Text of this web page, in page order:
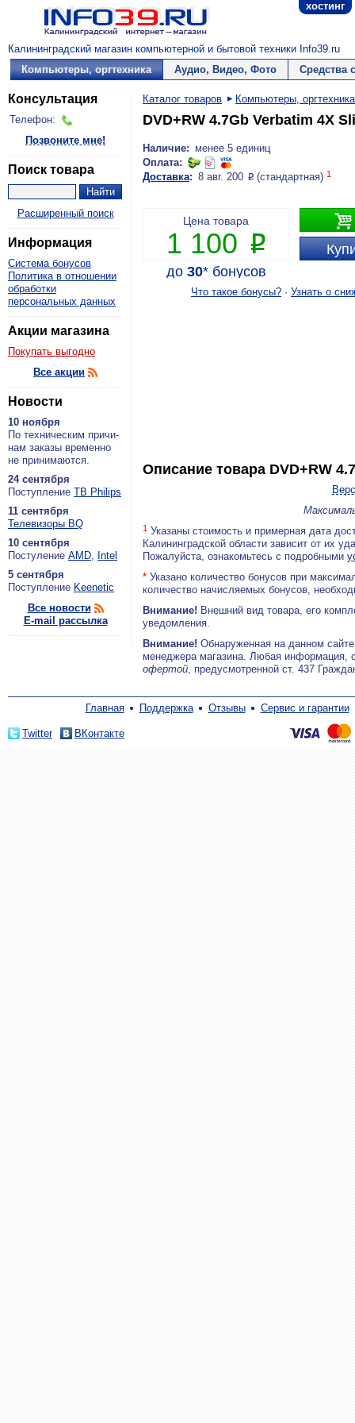
хостинг
Калининградский магазин компьютерной и бытовой техники Info39.ru
Компьютеры, оргтехника
Аудио, Видео, Фото Средства
Консультация
Телефон:
Позвоните мне!
Поиск товара
Расширенный поиск
Информация
Система бонусов
Политика в отношении
обработки
персональных данных
Акции магазина
Покупать выгодно
Все акции
Новости
10 ноября
По тех­ни­че­ским при­чи­
нам за­ка­зы вре­мен­но
не при­ни­ма­ют­ся.
24 сентября
По­ступ­ле­ние ТВ Philips
11 сентября
Теле­ви­зо­ры BQ
10 сентября
По­сту­ле­ние AMD, Intel
5 сентября
По­ступ­ле­ние Keenetic
Все новости
E-mail рассылка
Каталог товаров Компьютеры, оргтехника
DVD+RW 4.7Gb Verbatim 4X
Наличие: менее 5 единиц
Оплата:
Доставка: 8 авг. 200 P(стандартная) 1

Цена товара
1 100 P
до 30*бонусов
Что такое бонусы? · Узнать о
Описание товара DVD+RW
1 Указаны стоимость и примерная дата
Калининградской области зависит от их
Пожалуйста, ознакомьтесь с подробными
* Указано количество бонусов при
количество начисляемых бонусов,
Внимание! Внешний вид товара, его
уведомления.
Внимание! Обнаруженная на данном
менеджера магазина. Любая информация,
офертой, предусмотренной ст. 437
Главная Поддержка Отзывы Сервис и гарантии
Twitter ВКонтакте